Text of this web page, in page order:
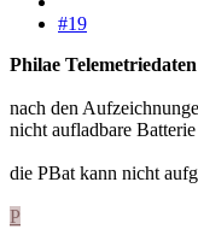
#19
Philae Telemetriedaten
nach den
nicht aufladbare
die PBat kann nicht
P